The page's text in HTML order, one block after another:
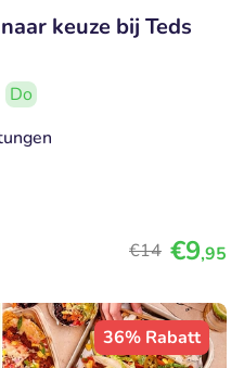
keuze bij Teds
Do
€14 €9,95
36% Rabatt